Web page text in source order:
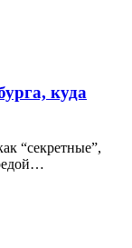
куда
“секретные”,